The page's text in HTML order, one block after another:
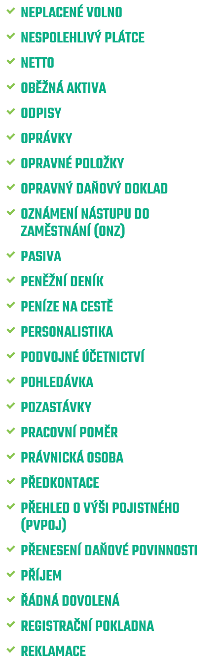
NEPLACENÉ VOLNO
NESPOLEHLIVÝ PLÁTCE
NETTO
OBĚŽNÁ AKTIVA
ODPISY
OPRÁVKY
OPRAVNÉ POLOŽKY
OPRAVNÝ DAŇOVÝ DOKLAD
OZNÁMENÍ NÁSTUPU DO
ZAMĚSTNÁNÍ (ONZ)
PASIVA
PENĚŽNÍ DENÍK
PENÍZE NA CESTĚ
PERSONALISTIKA
PODVOJNÉ ÚČETNICTVÍ
POHLEDÁVKA
POZASTÁVKY
PRACOVNÍ POMĚR
PRÁVNICKÁ OSOBA
PŘEDKONTACE
PŘEHLED O VÝŠI POJISTNÉHO
(PVPOJ)
PŘENESENÍ DAŇOVÉ POVINNOSTI
PŘÍJEM
ŘÁDNÁ DOVOLENÁ
REGISTRAČNÍ POKLADNA
REKLAMACE